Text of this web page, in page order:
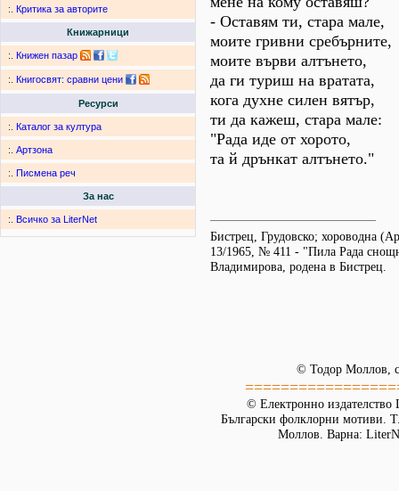
:. Критика за авторите
Книжарници
:. Книжен пазар
:. Книгосвят: сравни цени
Ресурси
:. Каталог за култура
:. Артзона
:. Писмена реч
За нас
:. Всичко за LiterNet
- Оставям ти, стара мале,
моите гривни сребърните,
моите върви алтънето,
да ги туриш на вратата,
кога духне силен вятър,
ти да кажеш, стара мале:
"Рада иде от хорото,
та й дрънкат алтънето."
Бистрец, Грудовско; хороводна
13/1965, № 411 - "Пила Рада
Владимирова, родена в Бистрец.
© Тодор Моллов,
© Електронно издателство
Български фолклорни мотиви.
Моллов. Варна: